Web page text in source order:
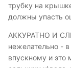
трубку на
должны упасть
АККУРАТНО И
нежелательно -
впускному и это